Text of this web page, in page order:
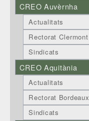
CREO Auvèrnha
Actualitats
Rectorat Clermont
Sindicats
CREO Aquitània
Actualitats
Rectorat Bordeaux
Sindicats